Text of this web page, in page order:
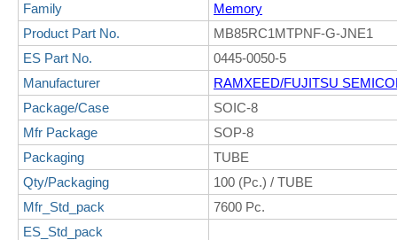
Family
Memory
Product Part No.
MB85RC1MTPNF-G-JNE1
ES Part No.
0445-0050-5
Manufacturer
RAMXEED/FUJITSU
Package/Case
SOIC-8
Mfr Package
SOP-8
Packaging
TUBE
Qty/Packaging
100 (Pc.) / TUBE
Mfr_Std_pack
7600 Pc.
ES_Std_pack